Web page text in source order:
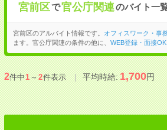
宮前区で官公庁関連のバイト一
宮前区のアルバイト情報です。 オフィスワーク・事
ます。官公庁関連の条件の他に、 WEB登録・面接OK
2件中1～2件表示 平均時給:1,700円